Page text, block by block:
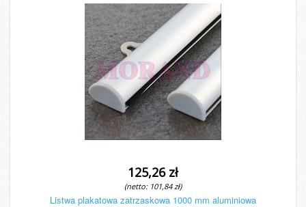
125,26 zł
(netto: 101,84 zł)
Listwa plakatowa zatrzaskowa 1000 mm aluminiowa